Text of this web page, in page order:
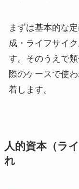
まずは基本的な
成・ライフサイ
す。そのうえで
際のケースで使
着します。
人的資本（ラ
れ